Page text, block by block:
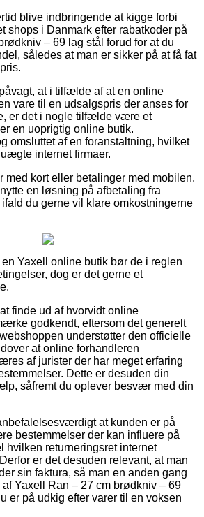
blive indbringende at kigge forbi
shops i Danmark efter rabatkoder på
– 69 lag stål forud for at du
således at man er sikker på at få fat
at i tilfælde af at en online
vare til en udsalgspris der anses for
er det i nogle tilfælde være et
en uoprigtig online butik.
omsluttet af en foranstaltning, hvilket
internet firmaer.
med kort eller betalinger med mobilen.
en løsning på afbetaling fra
du gerne vil klare omkostningerne
Yaxell online butik bør de i reglen
dog er det gerne et
finde ud af hvorvidt online
godkendt, eftersom det generelt
understøtter den officielle
at online forhandleren
af jurister der har meget erfaring
Dette er desuden din
såfremt du oplever besvær med din
at kunden er på
bestemmelser der kan influere på
hvilken returneringsret internet
er det desuden relevant, at man
sin faktura, så man en anden gang
Yaxell Ran – 27 cm brødkniv – 69
er på udkig efter varer til en voksen